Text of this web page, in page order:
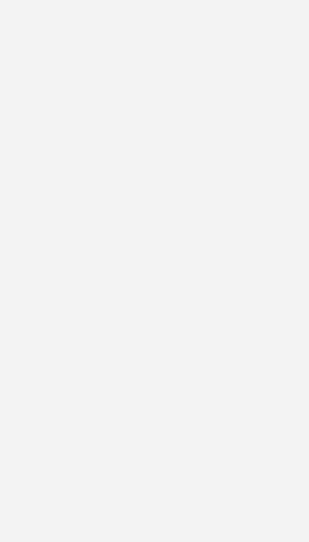
Veränderungen zu bewirken.“
und über STEP finden Sie
Problem mit dem ERE
erhalten Sie regelmäßig von uns
und Neuigkeiten, gebündelt und